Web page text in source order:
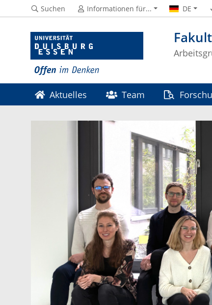
Suchen Informationen für... DE
Aktuelles Team